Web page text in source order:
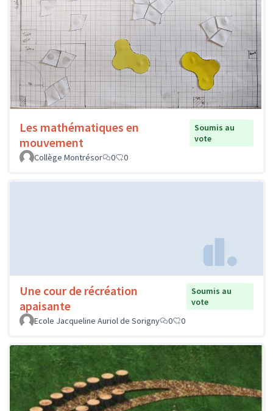
Les mathématiques en
mouvement
Soumis au
vote
Collège Montrésor
0 0
Une cour de récréation
apaisante
Soumis au
vote
Ecole Jacqueline Auriol de Sorigny
0 0